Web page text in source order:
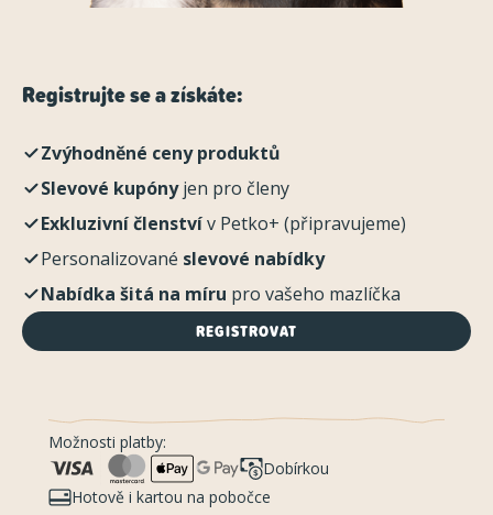
Registrujte se a získáte:
Zvýhodněné ceny produktů
Slevové kupónyjen pro členy
Exkluzivní členstvív Petko+ (připravujeme)
Personalizované slevové nabídky
Nabídka šitá na míru pro vašeho mazlíčka
REGISTROVAT
Možnosti platby:
Dobírkou
Hotově i kartou na pobočce